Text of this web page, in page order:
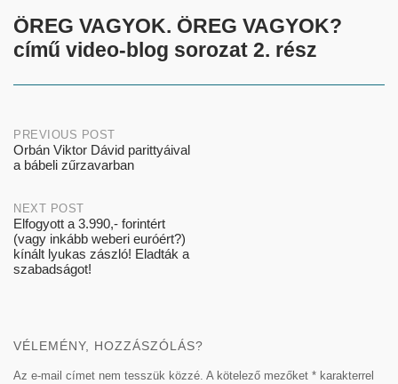
ÖREG VAGYOK. ÖREG VAGYOK?
című video-blog sorozat 2. rész
Post
PREVIOUS POST
Orbán Viktor Dávid parittyáival
a bábeli zűrzavarban
NEXT POST
Elfogyott a 3.990,- forintért
(vagy inkább weberi euróért?)
kínált lyukas zászló! Eladták a
szabadságot!
VÉLEMÉNY, HOZZÁSZÓLÁS?
Az e-mail címet nem tesszük közzé. A kötelező mezőket * karakterrel